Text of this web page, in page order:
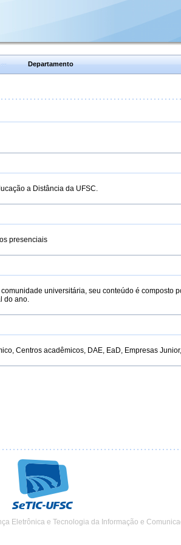
Departamento
a Distância da UFSC.
presenciais
universitária, seu conteúdo é
do ano.
Centros acadêmicos, DAE, EaD, Empresas
Eletrônica e Tecnologia da Informação e